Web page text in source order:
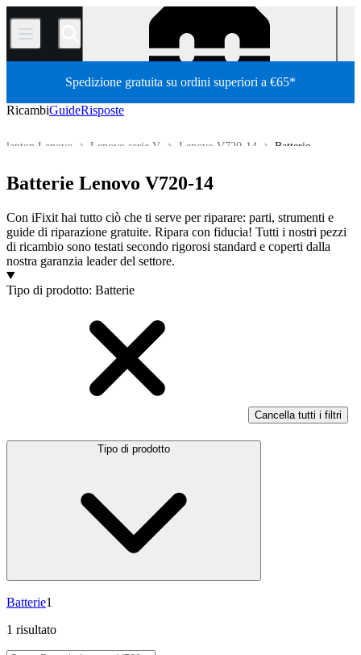
/
Spedizione gratuita su ordini superiori a €65*
RicambiGuideRisposte
Batterie
Lenovo V720-14
Lenovo serie V
laptop Lenovo
Batterie Lenovo V720-14
Con iFixit hai tutto ciò che ti serve per riparare: parti, strumenti e
guide di riparazione gratuite. Ripara con fiducia! Tutti i nostri pezzi
di ricambio sono testati secondo rigorosi standard e coperti dalla
nostra garanzia leader del settore.
Prodotti
Tipo di prodotto: Batterie
Cancella tutti i filtri
Tipo di prodotto
Batterie1
1 risultato